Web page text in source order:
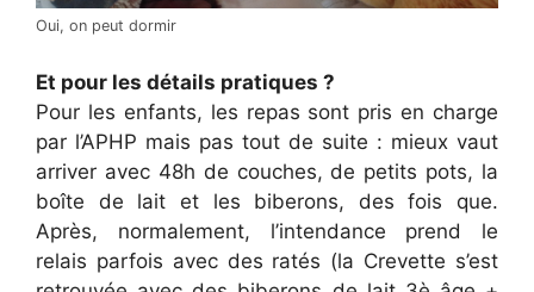
Oui, on peut dormir
Et pour les détails pratiques ?
Pour les enfants, les repas sont pris en charge
par l’APHP mais pas tout de suite : mieux vaut
arriver avec 48h de couches, de petits pots, la
boîte de lait et les biberons, des fois que.
Après, normalement, l’intendance prend le
relais parfois avec des ratés (la Crevette s’est